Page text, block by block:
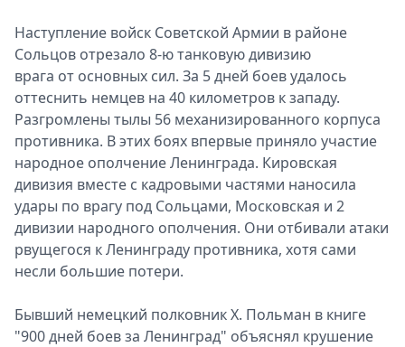
Наступление войск Советской Армии в районе
Сольцов отрезало 8-ю танковую дивизию
врага от основных сил. За 5 дней боев удалось
оттеснить немцев на 40 километров к западу.
Разгромлены тылы 56 механизированного корпуса
противника. В этих боях впервые приняло участие
народное ополчение Ленинграда. Кировская
дивизия вместе с кадровыми частями наносила
удары по врагу под Сольцами, Московская и 2
дивизии народного ополчения. Они отбивали атаки
рвущегося к Ленинграду противника, хотя сами
несли большие потери.
Бывший немецкий полковник Х. Польман в книге
"900 дней боев за Ленинград" объяснял крушение